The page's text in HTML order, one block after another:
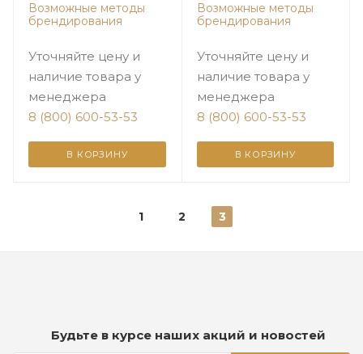
Возможные методы
брендирования
Уточняйте цену и
наличие товара у
менеджера
8 (800) 600-53-53
В КОРЗИНУ
Возможные методы
брендирования
Уточняйте цену и
наличие товара у
менеджера
8 (800) 600-53-53
В КОРЗИНУ
1 2 3
Будьте в курсе наших акций и новостей